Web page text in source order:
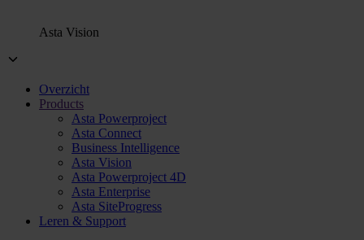
Asta Vision
Overzicht
Products
Asta Powerproject
Asta Connect
Business Intelligence
Asta Vision
Asta Powerproject 4D
Asta Enterprise
Asta SiteProgress
Leren & Support